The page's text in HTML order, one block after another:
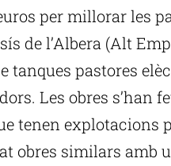
per millorar les
de l’Albera (Alt
tanques pastores
Les obres s’han
tenen explotacions
obres similars amb